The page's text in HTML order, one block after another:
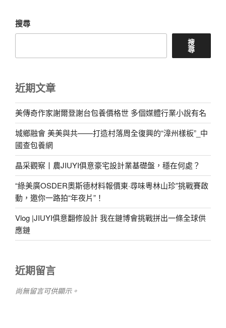
搜尋
搜
尋
近期文章
美傳奇作家謝爾登謝台包養價格世 多個媒體行業小說有名
城鄉融會 美美與共——打造村落周全復興的“漳州樣板”_中
國查包養網
晶采觀察丨農JIUYI俱意豪宅設計業基礎盤，穩在何處？
“綠美廣OSDER奧斯德材料報價東·尋味粵林山珍”挑戰賽啟
動，邀你一路拍“年夜片”！
Vlog |JIUYI俱意翻修設計 我在鏈博會挑戰拼出一條全球供
應鏈
近期留言
尚無留言可供顯示。